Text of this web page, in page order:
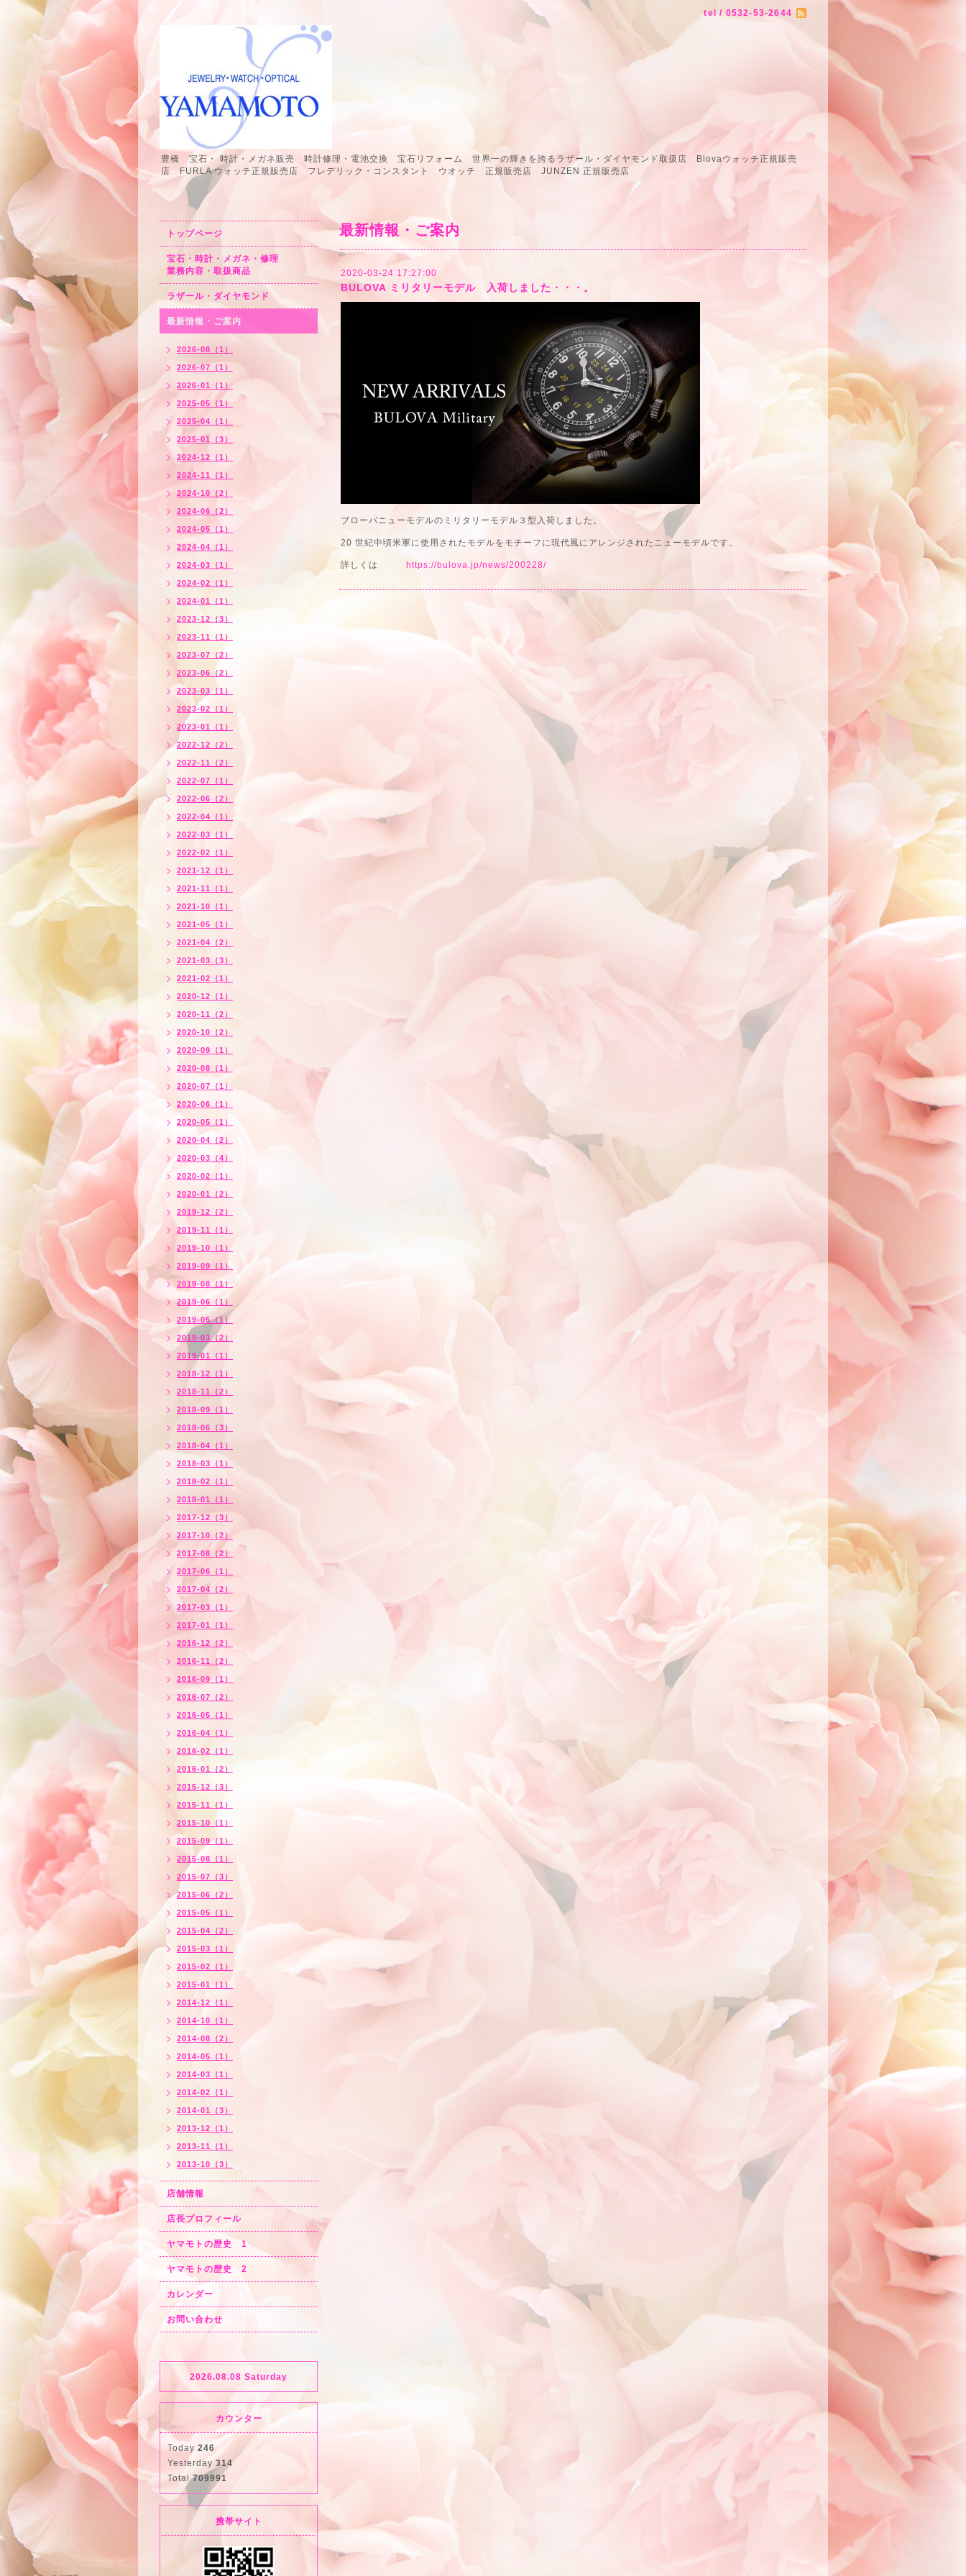
tel / 0532-53-2644
豊橋 宝石・ 時計・メガネ販売 時計修理・電池交換 宝石リフォーム 世界一の輝きを誇るラザール・ダイヤモンド取扱店 Blovaウォッチ正規販売
店 FURLA ウォッチ正規販売店 フレデリック・コンスタント ウオッチ 正規販売店 JUNZEN 正規販売店
最新情報・ご案内
2020-03-24 17:27:00
BULOVA ミリタリーモデル 入荷しました・・・。
ブローバニューモデルのミリタリーモデル３型入荷しました。
20 世紀中頃米軍に使用されたモデルをモチーフに現代風にアレンジされたニューモデルです。
詳しくは https://bulova.jp/news/200228/
トップページ
宝石・時計・メガネ・修理
業務内容・取扱商品
ラザール・ダイヤモンド
最新情報・ご案内
2026-08（1）
2026-07（1）
2026-01（1）
2025-05（1）
2025-04（1）
2025-01（3）
2024-12（1）
2024-11（1）
2024-10（2）
2024-06（2）
2024-05（1）
2024-04（1）
2024-03（1）
2024-02（1）
2024-01（1）
2023-12（3）
2023-11（1）
2023-07（2）
2023-06（2）
2023-03（1）
2023-02（1）
2023-01（1）
2022-12（2）
2022-11（2）
2022-07（1）
2022-06（2）
2022-04（1）
2022-03（1）
2022-02（1）
2021-12（1）
2021-11（1）
2021-10（1）
2021-05（1）
2021-04（2）
2021-03（3）
2021-02（1）
2020-12（1）
2020-11（2）
2020-10（2）
2020-09（1）
2020-08（1）
2020-07（1）
2020-06（1）
2020-05（1）
2020-04（2）
2020-03（4）
2020-02（1）
2020-01（2）
2019-12（2）
2019-11（1）
2019-10（1）
2019-09（1）
2019-08（1）
2019-06（1）
2019-05（1）
2019-03（2）
2019-01（1）
2018-12（1）
2018-11（2）
2018-09（1）
2018-06（3）
2018-04（1）
2018-03（1）
2018-02（1）
2018-01（1）
2017-12（3）
2017-10（2）
2017-08（2）
2017-06（1）
2017-04（2）
2017-03（1）
2017-01（1）
2016-12（2）
2016-11（2）
2016-09（1）
2016-07（2）
2016-05（1）
2016-04（1）
2016-02（1）
2016-01（2）
2015-12（3）
2015-11（1）
2015-10（1）
2015-09（1）
2015-08（1）
2015-07（3）
2015-06（2）
2015-05（1）
2015-04（2）
2015-03（1）
2015-02（1）
2015-01（1）
2014-12（1）
2014-10（1）
2014-08（2）
2014-05（1）
2014-03（1）
2014-02（1）
2014-01（3）
2013-12（1）
2013-11（1）
2013-10（3）
店舗情報
店長プロフィール
ヤマモトの歴史 1
ヤマモトの歴史 2
カレンダー
お問い合わせ
2026.08.08 Saturday
カウンター
Today 246
Yesterday 314
Total709991
携帯サイト